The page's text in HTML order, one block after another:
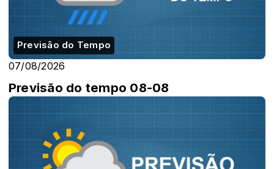
Previsão do Tempo
07/08/2026
Previsão do tempo 08-08